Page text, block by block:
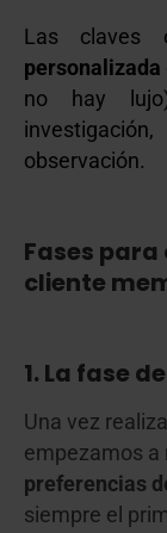
Las
personalizada
no hay
observación.
Fases
cliente
1. La fase
Una vez
empezamos a
preferencias
siempre el